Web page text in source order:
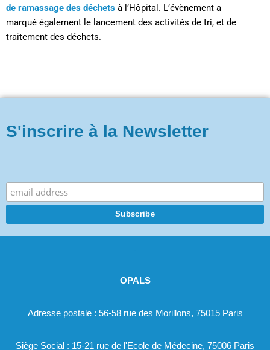
de ramassage des déchets à l’Hôpital. L’évènement a
marqué également le lancement des activités de tri, et de
traitement des déchets.
S'inscrire à la Newsletter
OPALS
Adresse postale : 56-58 rue des Morillons, 75015 Paris
Siège Social : 15-21 rue de l'Ecole de Médecine, 75006 Paris